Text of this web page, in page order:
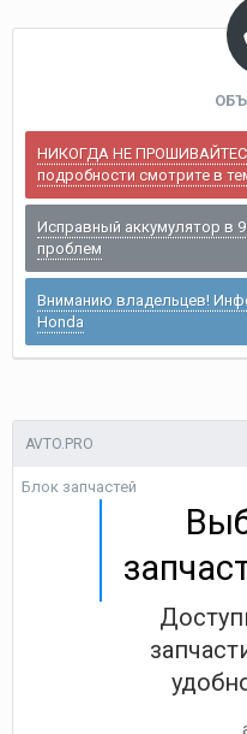
НИКОГДА НЕ
подробности смотрите в
Исправный аккумулятор в
проблем
Вниманию владельцев!
Honda
AVTO.PRO
Блок запчастей